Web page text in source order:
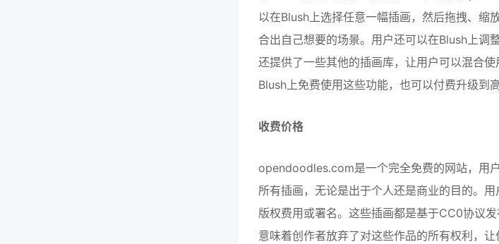
以在Blush上选择任意一幅插画，然后拖拽、缩
合出自己想要的场景。用户还可以在Blush上调
还提供了一些其他的插画库，让用户可以混合
Blush上免费使用这些功能，也可以付费升级到
收费价格
opendoodles.com是一个完全免费的网站，用
所有插画，无论是出于个人还是商业的目的。
版权费用或署名。这些插画都是基于CC0协议发
意味着创作者放弃了对这些作品的所有权利，让